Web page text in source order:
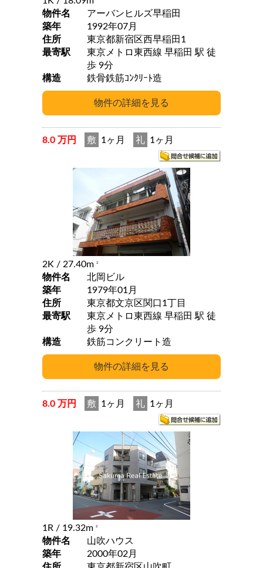
物件名
アーバンヒルズ早稲田
築年
1992年07月
住所
東京都新宿区西早稲田1
最寄駅
東京メトロ東西線 早稲田 駅 徒
歩 9分
構造
鉄骨鉄筋ｺﾝｸﾘｰﾄ造
8.0 万円 敷 1ヶ月 礼 1ヶ月
2K / 27.40m 2
物件名
北岡ビル
築年
1979年01月
住所
東京都文京区関口1丁目
最寄駅
東京メトロ東西線 早稲田 駅 徒
歩 9分
構造
鉄筋コンクリート造
8.0 万円 敷 1ヶ月 礼 1ヶ月
1R / 19.32m 2
物件名
山吹ハウス
築年
2000年02月